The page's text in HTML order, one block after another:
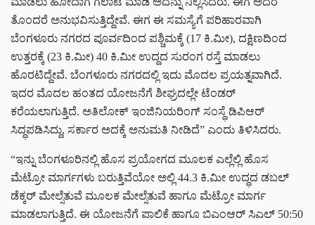
ತೊಂದರೆ ಅನುಭವಿಸುತ್ತಿದ್ದೇವೆ. ಈಗ ಈ ಸಮಸ್ಯೆಗೆ ಪರಿಹಾರವಾಗಿ
ಬೆಂಗಳೂರು ನಗರದ ಪೂರ್ವದಿಂದ ಪಶ್ಚಿಮಕ್ಕೆ (17 ಕಿ.ಮೀ), ದಕ್ಷಿಣದಿಂದ
ಉತ್ತರಕ್ಕೆ (23 ಕಿ.ಮೀ) 40 ಕಿ.ಮೀ ಉದ್ದದ ಸುರಂಗ ರಸ್ತೆ ಮಾಡಲು
ಹೊರಟಿದ್ದೇವೆ. ಬೆಂಗಳೂರು ನಗರದಲ್ಲಿ ಇದು ಮೊದಲ ಪ್ರಯತ್ನವಾಗಿದೆ.
ಇದರ ಮೊದಲ ಹಂತದ ಯೋಜನೆಗೆ ಶೀಘ್ರದಲ್ಲೇ ಟೆಂಡರ್
ಕರೆಯಲಾಗುತ್ತಿದೆ. ಅತಿಲೋಕ್ ಇಂಜಿನಿಯರಿಂಗ್ ಸಂಸ್ಥೆ ಡಿಪಿಆರ್
ಸಿದ್ಧಪಡಿಸಿದ್ದು, ಸರ್ಕಾರ ಅದಕ್ಕೆ ಅನುಮತಿ ನೀಡಿದೆ” ಎಂದು ತಿಳಿಸಿದರು.
“ಇನ್ನು ಬೆಂಗಳೂರಿನಲ್ಲಿ ಹೊಸ ಪ್ರಯೋಗದ ಮೂಲಕ ಎಲ್ಲೆಲ್ಲಿ ಹೊಸ
ಮೆಟ್ರೋ ಮಾರ್ಗಗಳು ಬರುತ್ತಿವೆಯೋ ಅಲ್ಲಿ 44.3 ಕಿ.ಮೀ ಉದ್ಧದ ಡಬಲ್
ಡೆಕ್ಕರ್ ಮೇಲ್ಸೆತುವೆ ಮೂಲಕ ಮೇಲ್ಸೆತುವೆ ಹಾಗೂ ಮೆಟ್ರೋ ಮಾರ್ಗ
ಮಾಡಲಾಗುತ್ತಿದೆ. ಈ ಯೋಜನೆಗೆ ಪಾಲಿಕೆ ಹಾಗೂ ಬಿಎಂಆರ್ ಸಿಎಲ್ 50:50